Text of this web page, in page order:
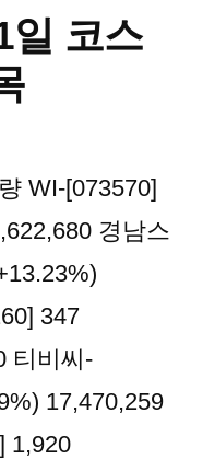
일 코스
WI-[073570]
경남스
347
티비씨-
17,470,259
1,920